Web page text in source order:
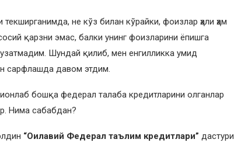
не кўз билан кўрайки, фоизлар ҳали ҳам
қарзни эмас, балки унинг фоизларини ёпишга
Шундай қилиб, мен енгилликка умид
сарфлашда давом этдим.
бошқа федерал талаба кредитларини олганлар
Нима сабабдан?
“Оилавий Федерал таълим кредитлари” дастури